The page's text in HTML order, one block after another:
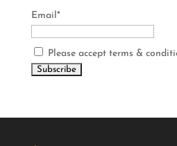
Email*
Please accept terms &